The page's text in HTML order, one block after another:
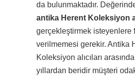
da bulunmaktadır.
antika Herent Koleksiyon
gerçekleştirmek isteyenlere
verilmemesi gerekir. Antika
Koleksiyon alıcıları
yıllardan beridir müşteri